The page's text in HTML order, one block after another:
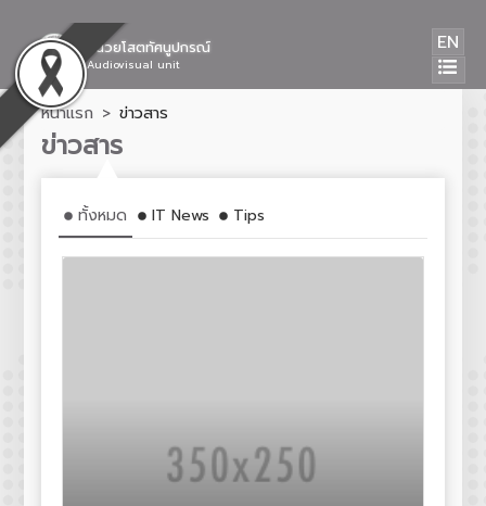
หน่วยโสตทัศนูปกรณ์
Audiovisual unit
EN
หน้าแรก ข่าวสาร
ข่าวสาร
ทั้งหมด IT News Tips